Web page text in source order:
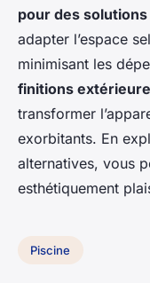
pour des
adapter l’espace
minimisant les
finitions
transformer
exorbitants. En
alternatives, vous
esthétiquement
Piscine